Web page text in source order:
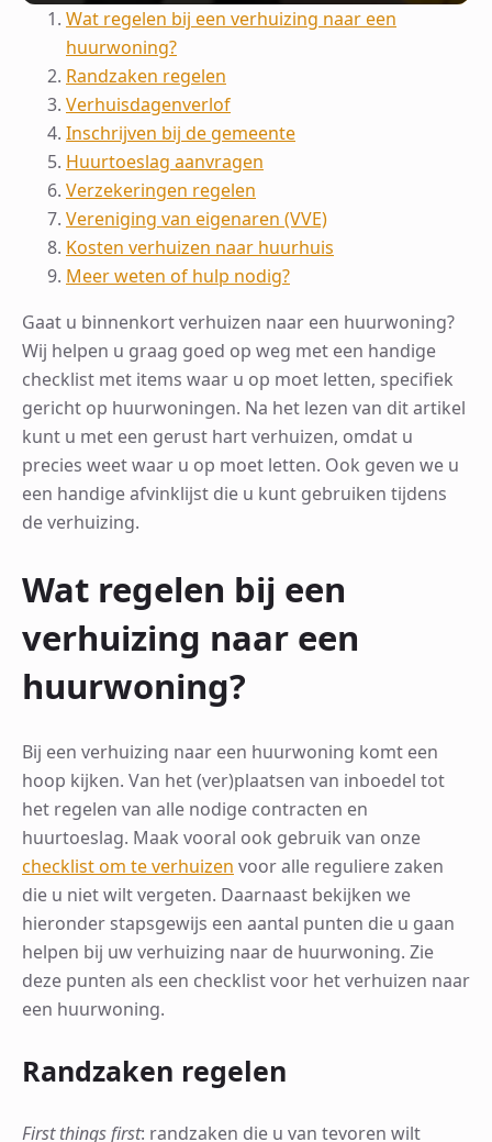
Wat regelen bij een verhuizing naar een
huurwoning?
Randzaken regelen
Verhuisdagenverlof
Inschrijven bij de gemeente
Huurtoeslag aanvragen
Verzekeringen regelen
Vereniging van eigenaren (VVE)
Kosten verhuizen naar huurhuis
Meer weten of hulp nodig?
Gaat u binnenkort verhuizen naar een huurwoning?
Wij helpen u graag goed op weg met een handige
checklist met items waar u op moet letten, specifiek
gericht op huurwoningen. Na het lezen van dit artikel
kunt u met een gerust hart verhuizen, omdat u
precies weet waar u op moet letten. Ook geven we u
een handige afvinklijst die u kunt gebruiken tijdens
de verhuizing.
Wat regelen bij een
verhuizing naar een
huurwoning?
Bij een verhuizing naar een huurwoning komt een
hoop kijken. Van het (ver)plaatsen van inboedel tot
het regelen van alle nodige contracten en
huurtoeslag. Maak vooral ook gebruik van onze
checklist om te verhuizen voor alle reguliere zaken
die u niet wilt vergeten. Daarnaast bekijken we
hieronder stapsgewijs een aantal punten die u gaan
helpen bij uw verhuizing naar de huurwoning. Zie
deze punten als een checklist voor het verhuizen naar
een huurwoning.
Randzaken regelen
First things first: randzaken die u van tevoren wilt